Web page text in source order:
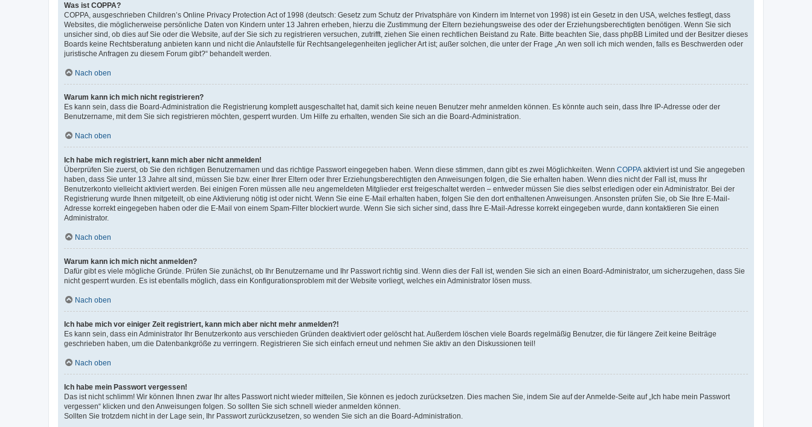
Was ist COPPA?
COPPA, ausgeschrieben Children’s Online Privacy Protection Act of 1998 (deutsch: Gesetz zum Schutz der Privatsphäre von Kindern im Internet von 1998) ist ein Gesetz in den USA, welches festlegt, dass
Websites, die möglicherweise persönliche Daten von Kindern unter 13 Jahren erheben, hierzu die Zustimmung der Eltern beziehungsweise des oder der Erziehungsberechtigten benötigen. Wenn Sie sich
unsicher sind, ob dies auf Sie oder die Website, auf der Sie sich zu registrieren versuchen, zutrifft, ziehen Sie einen rechtlichen Beistand zu Rate. Bitte beachten Sie, dass phpBB Limited und der Besitzer dieses
Boards keine Rechtsberatung anbieten kann und nicht die Anlaufstelle für Rechtsangelegenheiten jeglicher Art ist; außer solchen, die unter der Frage „An wen soll ich mich wenden, falls es Beschwerden oder
juristische Anfragen zu diesem Forum gibt?“ behandelt werden.
Nach oben
Warum kann ich mich nicht registrieren?
Es kann sein, dass die Board-Administration die Registrierung komplett ausgeschaltet hat, damit sich keine neuen Benutzer mehr anmelden können. Es könnte auch sein, dass Ihre IP-Adresse oder der
Benutzername, mit dem Sie sich registrieren möchten, gesperrt wurden. Um Hilfe zu erhalten, wenden Sie sich an die Board-Administration.
Nach oben
Ich habe mich registriert, kann mich aber nicht anmelden!
Überprüfen Sie zuerst, ob Sie den richtigen Benutzernamen und das richtige Passwort eingegeben haben. Wenn diese stimmen, dann gibt es zwei Möglichkeiten. Wenn COPPA aktiviert ist und Sie angegeben
haben, dass Sie unter 13 Jahre alt sind, müssen Sie bzw. einer Ihrer Eltern oder Ihrer Erziehungsberechtigten den Anweisungen folgen, die Sie erhalten haben. Wenn dies nicht der Fall ist, muss Ihr
Benutzerkonto vielleicht aktiviert werden. Bei einigen Foren müssen alle neu angemeldeten Mitglieder erst freigeschaltet werden – entweder müssen Sie dies selbst erledigen oder ein Administrator. Bei der
Registrierung wurde Ihnen mitgeteilt, ob eine Aktivierung nötig ist oder nicht. Wenn Sie eine E-Mail erhalten haben, folgen Sie den dort enthaltenen Anweisungen. Ansonsten prüfen Sie, ob Sie Ihre E-Mail-
Adresse korrekt eingegeben haben oder die E-Mail von einem Spam-Filter blockiert wurde. Wenn Sie sich sicher sind, dass Ihre E-Mail-Adresse korrekt eingegeben wurde, dann kontaktieren Sie einen
Administrator.
Nach oben
Warum kann ich mich nicht anmelden?
Dafür gibt es viele mögliche Gründe. Prüfen Sie zunächst, ob Ihr Benutzername und Ihr Passwort richtig sind. Wenn dies der Fall ist, wenden Sie sich an einen Board-Administrator, um sicherzugehen, dass Sie
nicht gesperrt wurden. Es ist ebenfalls möglich, dass ein Konfigurationsproblem mit der Website vorliegt, welches ein Administrator lösen muss.
Nach oben
Ich habe mich vor einiger Zeit registriert, kann mich aber nicht mehr anmelden?!
Es kann sein, dass ein Administrator Ihr Benutzerkonto aus verschieden Gründen deaktiviert oder gelöscht hat. Außerdem löschen viele Boards regelmäßig Benutzer, die für längere Zeit keine Beiträge
geschrieben haben, um die Datenbankgröße zu verringern. Registrieren Sie sich einfach erneut und nehmen Sie aktiv an den Diskussionen teil!
Nach oben
Ich habe mein Passwort vergessen!
Das ist nicht schlimm! Wir können Ihnen zwar Ihr altes Passwort nicht wieder mitteilen, Sie können es jedoch zurücksetzen. Dies machen Sie, indem Sie auf der Anmelde-Seite auf „Ich habe mein Passwort
vergessen“ klicken und den Anweisungen folgen. So sollten Sie sich schnell wieder anmelden können.
Sollten Sie trotzdem nicht in der Lage sein, Ihr Passwort zurückzusetzen, so wenden Sie sich an die Board-Administration.